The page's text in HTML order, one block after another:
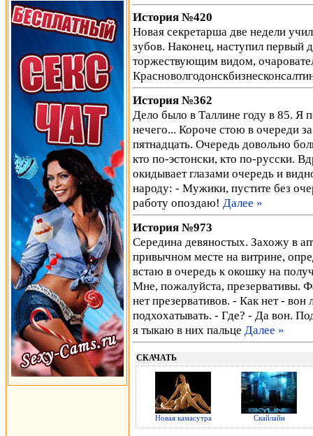
История №420
Новая секретарша две недели
зубов. Наконец, наступил первый
торжествующим видом,
История №362
Дело было в Таллине году в 85. Я
нечего... Короче стою в очереди
пятнадцать. Очередь довольно
кто по-эстонски, кто по-русски.
окидывает глазами очередь и
народу: - Мужики, пустите без
работу опоздаю! Далее »
История №973
Середина девяностых. Захожу в
привычном месте на витрине,
встаю в очередь к окошку на
Мне, пожалуйста, презервативы.
нет презервативов. - Как нет -
подхохатывать. - Где? - Да вон.
я тыкаю в них пальце Далее »
СКАЧАТЬ
Новая камасутра Скайлайн